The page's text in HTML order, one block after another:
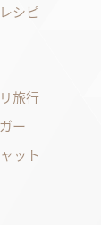
シピ
旅行
ー
ット